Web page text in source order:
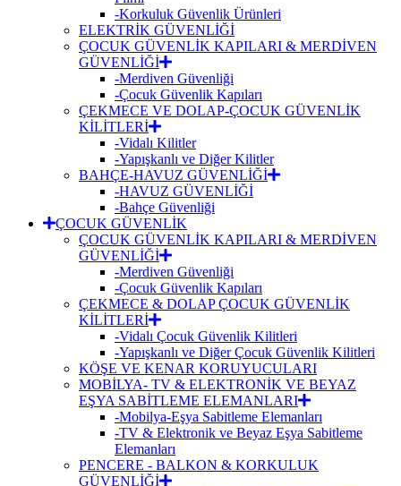
-Korkuluk Güvenlik Ürünleri
ELEKTRİK GÜVENLİĞİ
ÇOCUK GÜVENLİK KAPILARI & MERDİVEN
GÜVENLİĞİ
-Merdiven Güvenliği
-Çocuk Güvenlik Kapıları
ÇEKMECE VE DOLAP-ÇOCUK GÜVENLİK
KİLİTLERİ
-Vidalı Kilitler
-Yapışkanlı ve Diğer Kilitler
BAHÇE-HAVUZ GÜVENLİĞİ
-HAVUZ GÜVENLİĞİ
-Bahçe Güvenliği
ÇOCUK GÜVENLİK
ÇOCUK GÜVENLİK KAPILARI & MERDİVEN
GÜVENLİĞİ
-Merdiven Güvenliği
-Çocuk Güvenlik Kapıları
ÇEKMECE & DOLAP ÇOCUK GÜVENLİK
KİLİTLERİ
-Vidalı Çocuk Güvenlik Kilitleri
-Yapışkanlı ve Diğer Çocuk Güvenlik Kilitleri
KÖŞE VE KENAR KORUYUCULARI
MOBİLYA- TV & ELEKTRONİK VE BEYAZ
EŞYA SABİTLEME ELEMANLARI
-Mobilya-Eşya Sabitleme Elemanları
-TV & Elektronik ve Beyaz Eşya Sabitleme
Elemanları
PENCERE - BALKON & KORKULUK
GÜVENLİĞİ